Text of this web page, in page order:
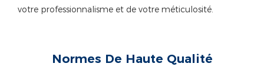
votre professionnalisme et de votre méticulosité.
Normes De Haute Qualité